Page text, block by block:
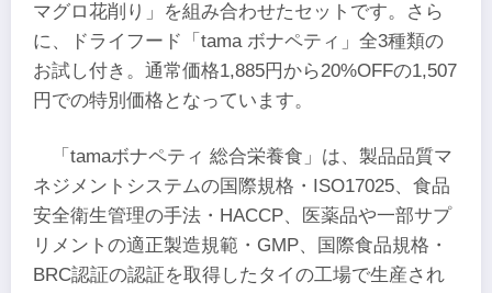
マグロ花削り」を組み合わせたセットです。さら
に、ドライフード「tama ボナペティ」全3種類の
お試し付き。通常価格1,885円から20%OFFの1,507
円での特別価格となっています。
「tamaボナペティ 総合栄養食」は、製品品質マ
ネジメントシステムの国際規格・ISO17025、食品
安全衛生管理の手法・HACCP、医薬品や一部サプ
リメントの適正製造規範・GMP、国際食品規格・
BRC認証の認証を取得したタイの工場で生産され